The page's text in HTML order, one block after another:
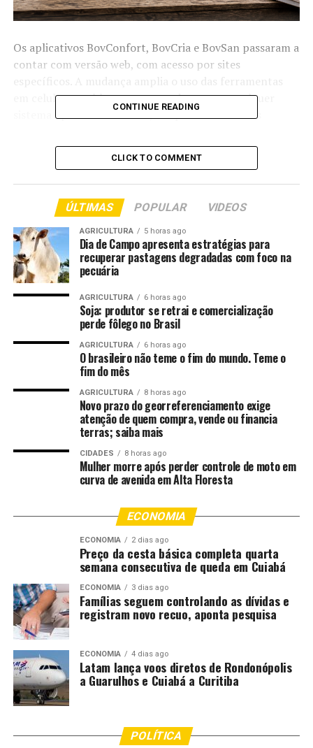
Os aplicativos BovConfort, BovCria e BovSan passaram a
contar com versão web, com acesso por sites
em celulares, tablets e computadores com qualquer
sistema operacional. Antes, os aplicativos móveis
smartphones e tablets com Android.
na nova versão. Segundo a pesquisadora do
Departamento de Diagnóstico e Pesquisa Agropecuária
(DDPA/Seapi) Adriana Tarouco, coordenadora do
projeto que desenvolveu as ferramentas, a principal
mudança é a possibilidade de acesso também pelo
computador, além dos dispositivos móveis.
Os aplicativos são resultados do projeto
“Desenvolvimento de ferramentas digitais para a
bovinocultura”. As plataformas foram desenvolvidas
para apoiar a tomada de decisão na atividade, com foco
em reprodução, saúde dos rebanhos de corte e
produtividade de bovinos de leite diante de fatores
Quer ficar por dentro da previsão do tempo e dos alertas
meteorológicos?Acesse a página do tempo do Canal
Rural e planeje-se!
Os acessos estão disponíveis nos seguintes endereços:
BovConfort em https://bovconfort.vercel.app/, BovCria
em https://bov-cria.vercel.app/ e BovSan em
https://bovsan-master.vercel.app/.
Usuários que já utilizam as versões móveis devem acessar
os links para reinstalar as versões mais recentes.
Com a disponibilização na web, BovConfort, BovCria e
BovSan passam a operar em diferentes dispositivos,
mantendo as mesmas funcionalidades voltadas ao apoio
técnico na bovinocultura.
CONTINUE READING
CLICK TO COMMENT
ÚLTIMAS POPULAR VIDEOS
AGRICULTURA 5 horas ago
Dia de Campo apresenta estratégias para
recuperar pastagens degradadas com foco na
pecuária
AGRICULTURA 6 horas ago
Soja: produtor se retrai e comercialização
perde fôlego no Brasil
AGRICULTURA 6 horas ago
O brasileiro não teme o fim do mundo. Teme o
fim do mês
AGRICULTURA 8 horas ago
Novo prazo do georreferenciamento exige
atenção de quem compra, vende ou financia
terras; saiba mais
CIDADES 8 horas ago
Mulher morre após perder controle de moto em
curva de avenida em Alta Floresta
ECONOMIA
ECONOMIA 2 dias ago
Preço da cesta básica completa quarta
semana consecutiva de queda em Cuiabá
ECONOMIA 3 dias ago
Famílias seguem controlando as dívidas e
registram novo recuo, aponta pesquisa
ECONOMIA 4 dias ago
Latam lança voos diretos de Rondonópolis
a Guarulhos e Cuiabá a Curitiba
POLÍTICA